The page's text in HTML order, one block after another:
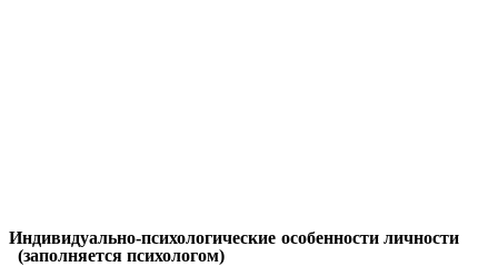
Индивидуально-психологические особенности личности
(заполняется психологом)